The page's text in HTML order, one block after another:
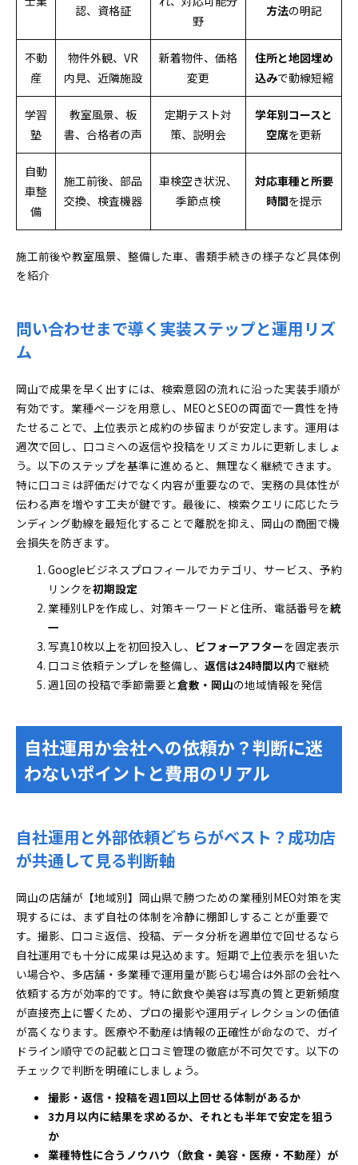
認、資格証
野
方法の明記
不動
産
物件外観、VR
内見、近隣施設
新着物件、価格
変更
住所と地図埋め
込みで動線短縮
学習
塾
教室風景、板
書、合格者の声
定期テスト対
策、説明会
学年別コースと
空席を更新
自動
車整
備
施工前後、部品
交換、検査機器
車検空き状況、
季節点検
対応車種と所要
時間を提示
施工前後や教室風景、整備した車、書類手続きの様子など具体例
を紹介
問い合わせまで導く実装ステップと運用リズ
ム
岡山で成果を早く出すには、検索意図の流れに沿った実装手順が
有効です。業種ページを用意し、MEOとSEOの両面で一貫性を持
たせることで、上位表示と成約の歩留まりが安定します。運用は
週次で回し、口コミへの返信や投稿をリズミカルに更新しましょ
う。以下のステップを基準に進めると、無理なく継続できます。
特に口コミは評価だけでなく内容が重要なので、実務の具体性が
伝わる声を増やす工夫が鍵です。最後に、検索クエリに応じたラ
ンディング動線を最短化することで離脱を抑え、岡山の商圏で機
会損失を防ぎます。
Googleビジネスプロフィールでカテゴリ、サービス、予約
リンクを初期設定
業種別LPを作成し、対策キーワードと住所、電話番号を統
一
写真10枚以上を初回投入し、 ビフォーアフターを固定表示
口コミ依頼テンプレを整備し、 返信は24時間以内で継続
週1回の投稿で季節需要と倉敷・岡山の地域情報を発信
自社運用か会社への依頼か？判断に迷
わないポイントと費用のリアル
自社運用と外部依頼どちらがベスト？成功店
が共通して見る判断軸
岡山の店舗が【地域別】岡山県で勝つための業種別MEO対策を実
現するには、まず自社の体制を冷静に棚卸しすることが重要で
す。撮影、口コミ返信、投稿、データ分析を週単位で回せるなら
自社運用でも十分に成果は見込めます。短期で上位表示を狙いた
い場合や、多店舗・多業種で運用量が膨らむ場合は外部の会社へ
依頼する方が効率的です。特に飲食や美容は写真の質と更新頻度
が直接売上に響くため、プロの撮影や運用ディレクションの価値
が高くなります。医療や不動産は情報の正確性が命なので、ガイ
ドライン順守での記載と口コミ管理の徹底が不可欠です。以下の
チェックで判断を明確にしましょう。
撮影・返信・投稿を週1回以上回せる体制があるか
3カ月以内に結果を求めるか、それとも半年で安定を狙う
か
業種特性に合うノウハウ（飲食・美容・医療・不動産）が